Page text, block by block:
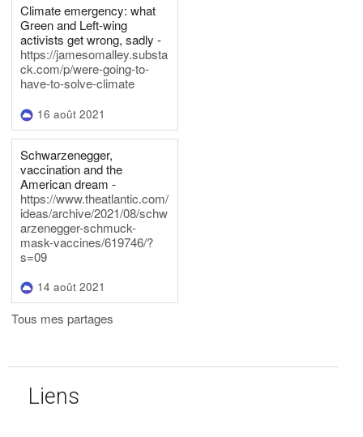
Climate emergency: what
Green and Left-wing
activists get wrong, sadly -
https://jamesomalley.substa
ck.com/p/were-going-to-
have-to-solve-climate
16 août 2021
Schwarzenegger,
vaccination and the
American dream -
https://www.theatlantic.com/
ideas/archive/2021/08/schw
arzenegger-schmuck-
mask-vaccines/619746/?
s=09
14 août 2021
Tous mes partages
Liens